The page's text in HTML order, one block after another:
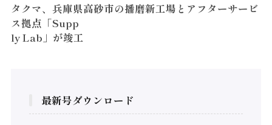
タクマ、兵庫県高砂市の播磨新工場とアフターサービ
ス拠点「Supp
ly Lab」が竣工
最新号ダウンロード